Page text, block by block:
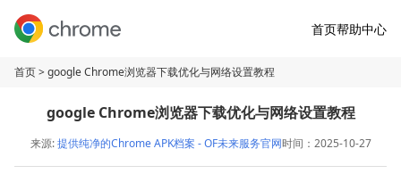
首页帮助中心
首页> google Chrome浏览器下载优化与网络设置教程
google Chrome浏览器下载优化与网络设置教程
来源:提供纯净的Chrome APK档案 - OF未来服务官网时间：2025-10-27